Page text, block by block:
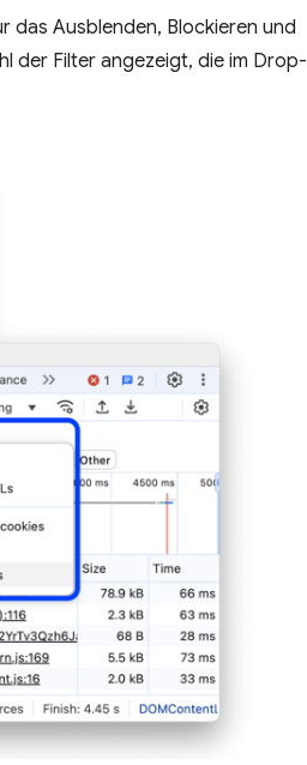
das Ausblenden, Blockieren und
der Filter angezeigt, die im Drop-